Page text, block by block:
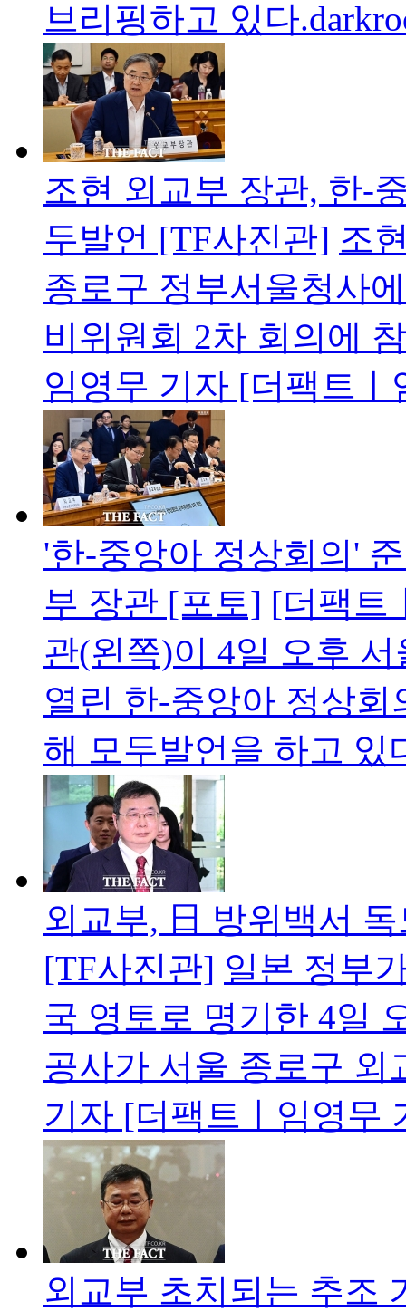
브리핑하고 있다
조현 외교부 장관, 한-
두발언 [TF사진관] 조
종로구 정부서울청사
비위원회 2차 회의에
임영무 기자 [더팩트
'한-중앙아 정상회의'
부 장관 [포토] [더팩트
관(왼쪽)이 4일 오후
열린 한-중앙아 정상
해 모두발언을 하고 있
외교부, 日 방위백서
[TF사진관] 일본 정부
국 영토로 명기한 4일
공사가 서울 종로구 외
기자 [더팩트ㅣ임영무
외교부 초치되는 추조